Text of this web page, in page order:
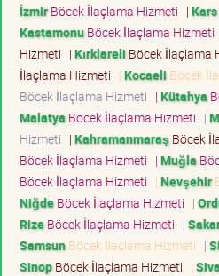
İzmirBöcek İlaçlama Hizmeti | Kars
KastamonuBöcek İlaçlama Hizmeti
Hizmeti | Kırklareli Böcek İlaçlama
İlaçlama Hizmeti | Kocaeli Böcek
Böcek İlaçlama Hizmeti | Kütahya
Malatya Böcek İlaçlama Hizmeti |
Hizmeti | Kahramanmaraş Böcek
Böcek İlaçlama Hizmeti | Muğla
Böcek İlaçlama Hizmeti | Nevşehir
NiğdeBöcek İlaçlama Hizmeti |
RizeBöcek İlaçlama Hizmeti |
SamsunBöcek İlaçlama Hizmeti |
SinopBöcek İlaçlama Hizmeti |